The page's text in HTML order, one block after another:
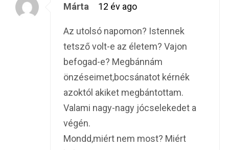
Márta 12 év ago
Az utolsó napomon? Istennek
tetsző volt-e az életem? Vajon
befogad-e? Megbánnám
önzéseimet,bocsánatot kérnék
azoktól akiket megbántottam.
Valami nagy-nagy jócselekedet a
végén.
Mondd,miért nem most? Miért